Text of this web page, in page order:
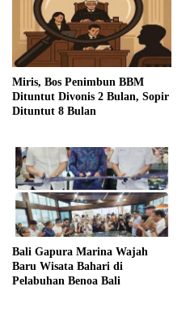
Miris, Bos Penimbun BBM
Dituntut Divonis 2 Bulan, Sopir
Dituntut 8 Bulan
Bali Gapura Marina Wajah
Baru Wisata Bahari di
Pelabuhan Benoa Bali